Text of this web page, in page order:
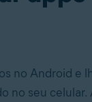
no Android e
no seu celular.